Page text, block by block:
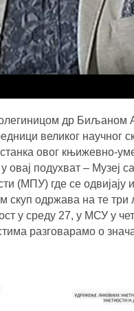
др Биљаном
великог научног
овог књижевно-
у овај подухват ‒ Музеј
(МПУ) где се одвијају
одржава на те три
у среду 27, у МСУ у
разговарамо о